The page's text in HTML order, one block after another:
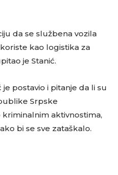
da se službena vozila
kao logistika za
je Stanić.
postavio i pitanje da li su
Srpske
aktivnostima,
bi se sve zataškalo.